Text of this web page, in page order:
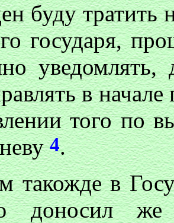
буду тратить
государя,
в
того по
4.
такожде в
доносил